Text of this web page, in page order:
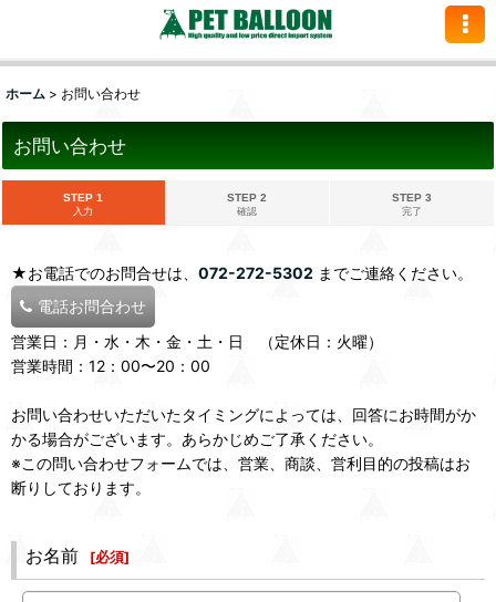
ホーム > お問い合わせ
お問い合わせ
STEP 1
入力
STEP 2
確認
STEP 3
完了
★お電話でのお問合せは、 072-272-5302 までご連絡ください。
電話お問合わせ
営業日：月・水・木・金・土・日 （定休日：火曜）
営業時間：12：00〜20：00
お問い合わせいただいたタイミングによっては、回答にお時間がか
かる場合がございます。あらかじめご了承ください。
※この問い合わせフォームでは、営業、商談、営利目的の投稿はお
断りしております。
お名前 [必須]